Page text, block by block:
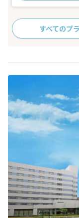
すべてのプ